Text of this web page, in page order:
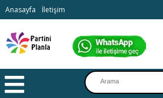
Anasayfa İletişim